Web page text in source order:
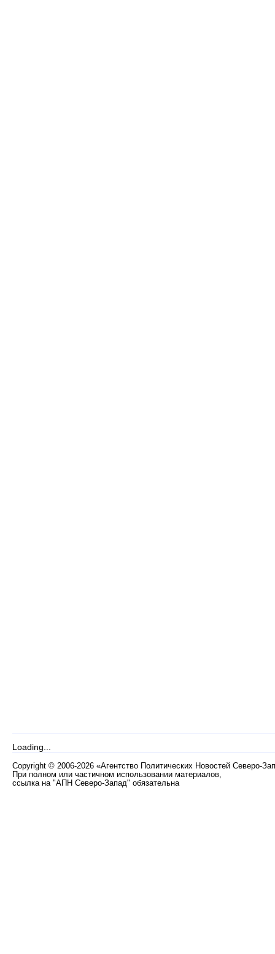
Loading...
Copyright © 2006-2026 «Агентство Политических Новостей Северо-
При полном или частичном использовании материалов,
ссылка на "АПН Северо-Запад" обязательна